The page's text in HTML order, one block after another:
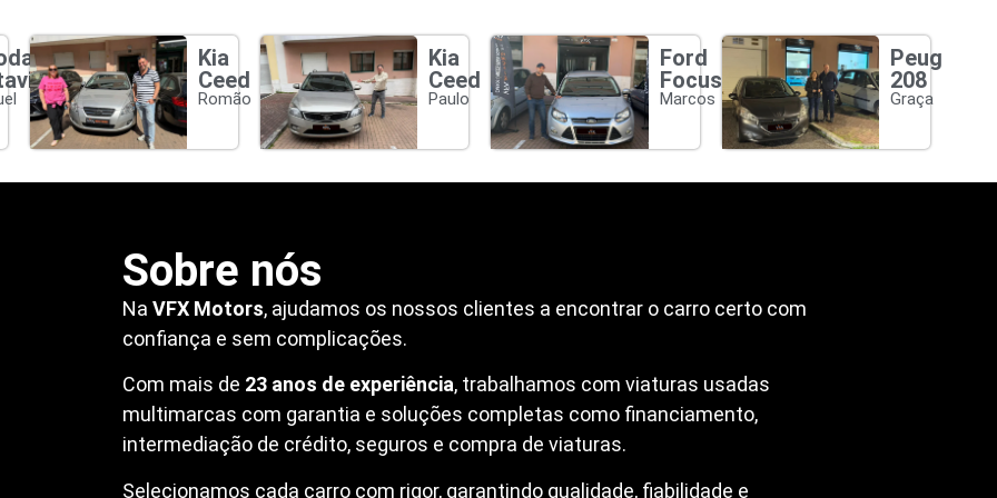
Kia
Ceed
Romão
Kia
Ceed
Paulo
Ford
Focus
Marcos
Peugeot
208
Graça
Sobre nós
Na VFX Motors, ajudamos os nossos clientes a encontrar o carro certo com
confiança e sem complicações.
Com mais de 23 anos de experiência, trabalhamos com viaturas usadas
multimarcas com garantia e soluções completas como financiamento,
intermediação de crédito, seguros e compra de viaturas.
Selecionamos cada carro com rigor, garantindo qualidade, fiabilidade e